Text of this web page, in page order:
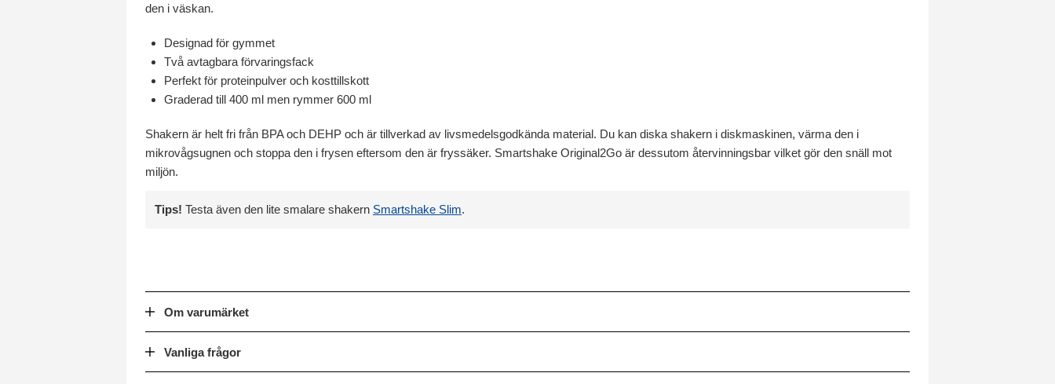
den i väskan.
Designad för gymmet
Två avtagbara förvaringsfack
Perfekt för proteinpulver och kosttillskott
Graderad till 400 ml men rymmer 600 ml
Shakern är helt fri från BPA och DEHP och är tillverkad av livsmedelsgodkända material. Du kan diska shakern i diskmaskinen, värma den i
mikrovågsugnen och stoppa den i frysen eftersom den är fryssäker. Smartshake Original2Go är dessutom återvinningsbar vilket gör den snäll mot
miljön.
Tips! Testa även den lite smalare shakern Smartshake Slim.
Om varumärket
Vanliga frågor